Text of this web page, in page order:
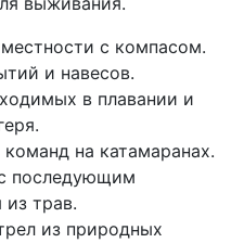
с компасом.
и навесов.
в плавании и
на катамаранах.
последующим
из трав.
из природных